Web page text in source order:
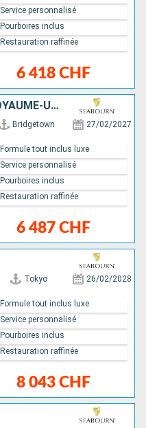
6 418 CHF
Service personnalisé
Pourboires inclus
Restauration raffinée
BARBADE, SAINTE-LUCIE, ROYAUME-UNI, ÉTATS-UNIS, JOST VAN DYKE, SAINT-MARTIN, FRENCHMAN'S CAY, ANTIGUA-ET-BARBUDA, SAINT VINCENT-ET-LES-GRENADINES, GRENADE
Bridgetown 27/02/2027
6 487 CHF
Formule tout inclus luxe
Service personnalisé
Pourboires inclus
Restauration raffinée
Tokyo 26/02/2028
8 043 CHF
Formule tout inclus luxe
Service personnalisé
Pourboires inclus
Restauration raffinée